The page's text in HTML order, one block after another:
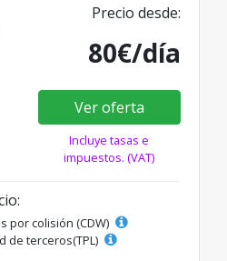
Precio desde:
80€/día
Ver oferta
Incluye tasas e
impuestos. (VAT)
por colisión (CDW)
de terceros(TPL)